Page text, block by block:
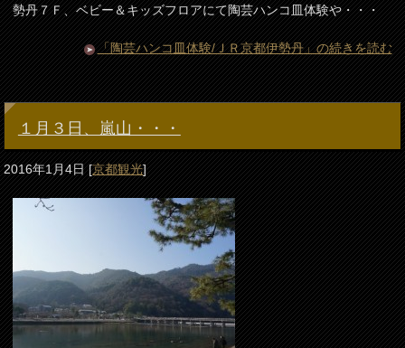
勢丹７Ｆ、ベビー＆キッズフロアにて陶芸ハンコ皿体験や・・・
「陶芸ハンコ皿体験/ＪＲ京都伊勢丹」の続きを読む
１月３日、嵐山・・・
2016年1月4日[京都観光]